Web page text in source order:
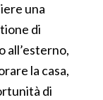
una
di
all’esterno,
la casa,
di